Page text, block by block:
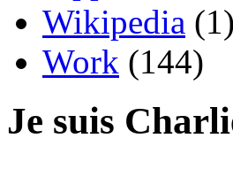
Wikipedia (1)
Work (144)
Je suis